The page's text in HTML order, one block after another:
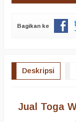
Bagikan ke
Deskripsi
Jual Toga